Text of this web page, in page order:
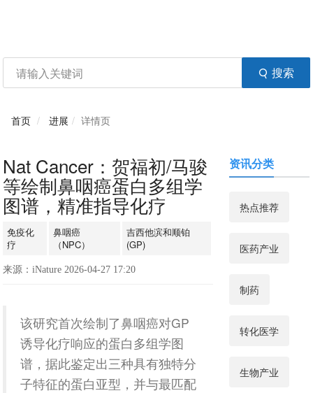
搜索
首页 进展 详情页
Nat Cancer：贺福初/马骏
等绘制鼻咽癌蛋白多组学
图谱，精准指导化疗
免疫化
疗
鼻咽癌
（NPC）
吉西他滨和顺铂
(GP)
来源：iNature 2026-04-27 17:20
该研究首次绘制了鼻咽癌对GP
诱导化疗响应的蛋白多组学图
谱，据此鉴定出三种具有独特分
子特征的蛋白亚型，并与最匹配
资讯分类
热点推荐
医药产业
制药
转化医学
生物产业